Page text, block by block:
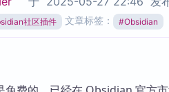
社区插件 文章标签： #Obsidian